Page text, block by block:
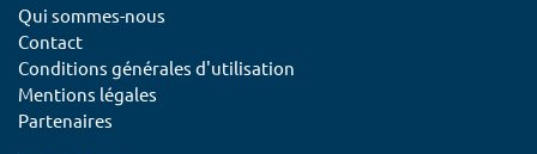
Qui sommes-nous
Contact
Conditions générales d'utilisation
Mentions légales
Partenaires